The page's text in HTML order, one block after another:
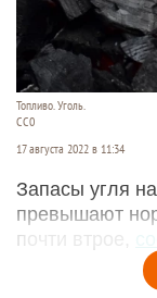
Топливо. Уголь.
CC0
17 августа 2022 в 11:34
Запасы угля
превышают
почти втрое,